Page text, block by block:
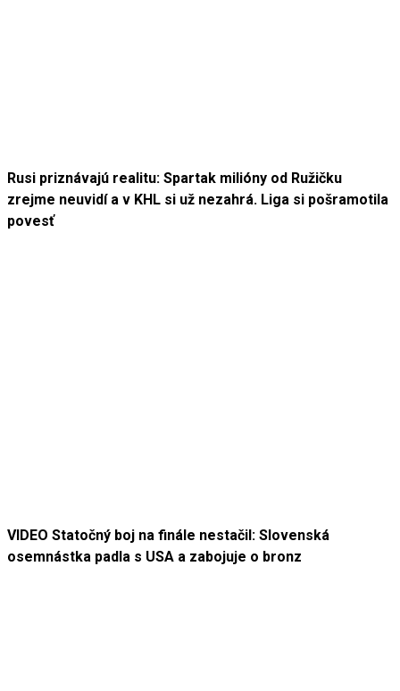
Rusi priznávajú realitu: Spartak milióny od Ružičku
zrejme neuvidí a v KHL si už nezahrá. Liga si pošramotila
povesť
VIDEO Statočný boj na finále nestačil: Slovenská
osemnástka padla s USA a zabojuje o bronz